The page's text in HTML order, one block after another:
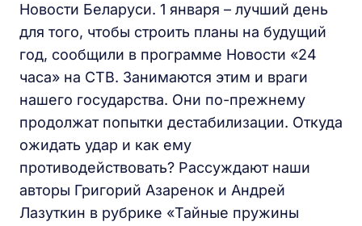
Новости Беларуси. 1 января – лучший день
для того, чтобы строить планы на будущий
год, сообщили в программе Новости «24
часа» на СТВ. Занимаются этим и враги
нашего государства. Они по-прежнему
продолжат попытки дестабилизации. Откуда
ожидать удар и как ему
противодействовать? Рассуждают наши
авторы Григорий Азаренок и Андрей
Лазуткин в рубрике «Тайные пружины